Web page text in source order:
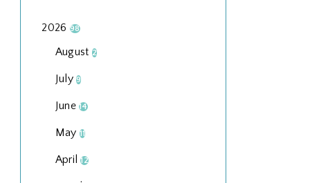
2026 98
August 2
July9
June14
May 11
April12